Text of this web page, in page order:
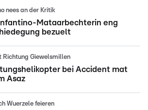
nees an der Kritik
Mataarbechterin eng
bezuelt
Richtung Giewelsmillen
bei Accident mat
Asaz
Wuerzele feieren